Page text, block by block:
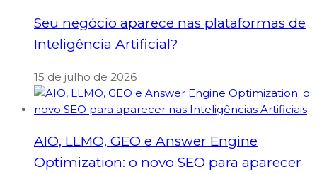
Seu negócio aparece nas plataformas de
Inteligência Artificial?
15 de julho de 2026
AIO, LLMO, GEO e Answer Engine
Optimization: o novo SEO para aparecer